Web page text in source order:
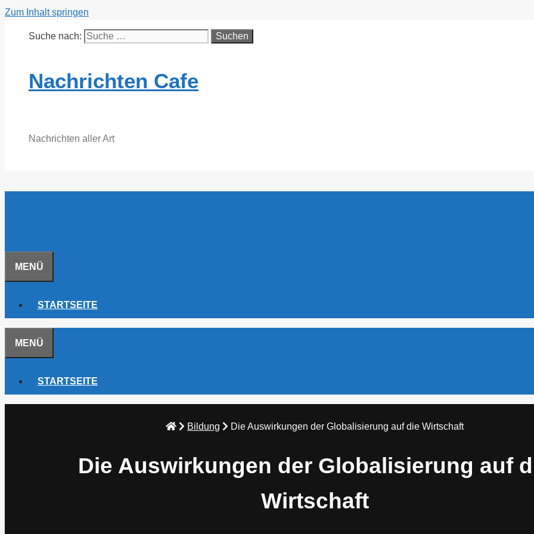
Zum Inhalt springen
Suche nach:
Nachrichten Cafe
Nachrichten aller Art
MENÜ
STARTSEITE
MENÜ
STARTSEITE
Bildung Die Auswirkungen der Globalisierung auf die Wirtschaft
Die Auswirkungen der Globalisierung auf
Wirtschaft